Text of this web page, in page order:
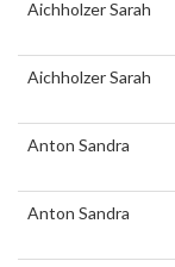
Aichholzer Sarah
Aichholzer Sarah
Anton Sandra
Anton Sandra